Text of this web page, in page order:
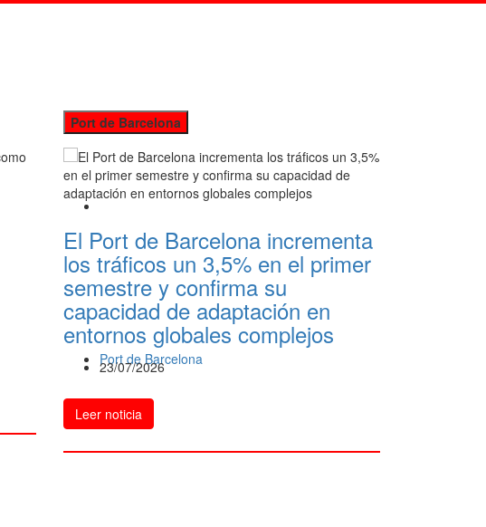
Port de Barcelona
El Port de Barcelona incrementa
los tráficos un 3,5% en el primer
semestre y confirma su
capacidad de adaptación en
entornos globales complejos
Port de Barcelona
23/07/2026
Leer noticia